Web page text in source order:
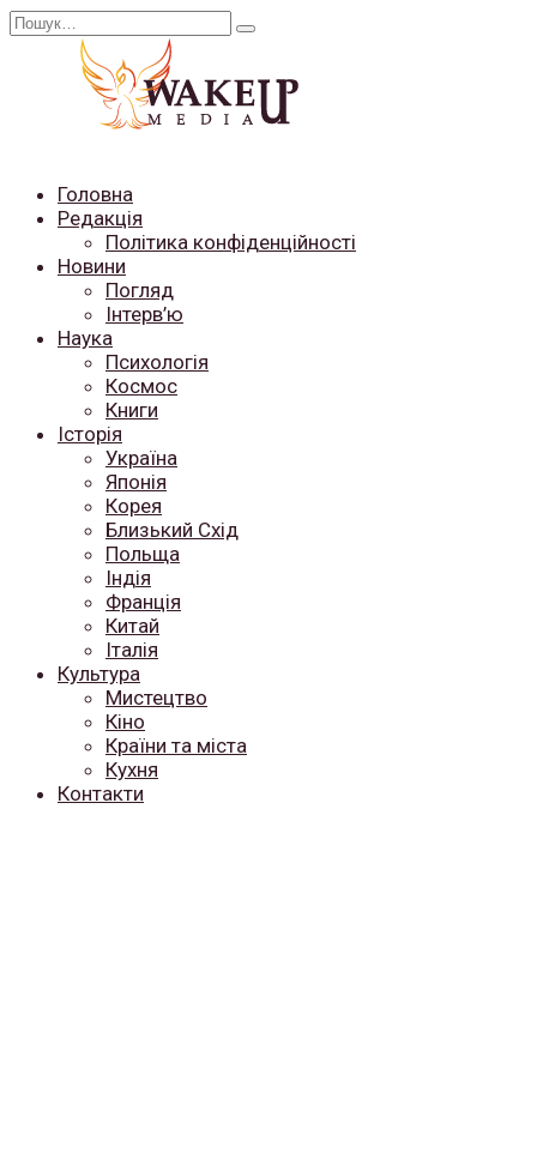
Перейти
Search
Головна
Редакція
Політика конфіденційності
Новини
Погляд
Інтерв’ю
Наука
Психологія
Космос
Книги
Історія
Україна
Японія
Корея
Близький Схід
Польща
Індія
Франція
Китай
Італія
Культура
Мистецтво
Кіно
Країни та міста
Кухня
Контакти